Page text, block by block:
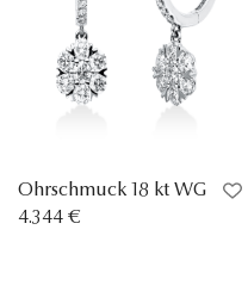
Ohrschmuck 18 kt WG
4.344 €